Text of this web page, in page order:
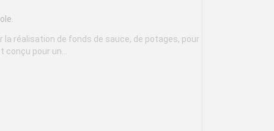
la réalisation de fonds de sauce, de potages, pour
pour un...